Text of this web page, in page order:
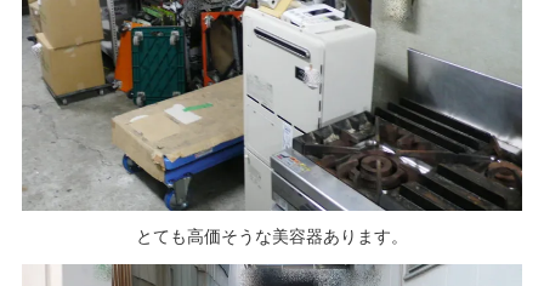
とても高価そうな美容器あります。